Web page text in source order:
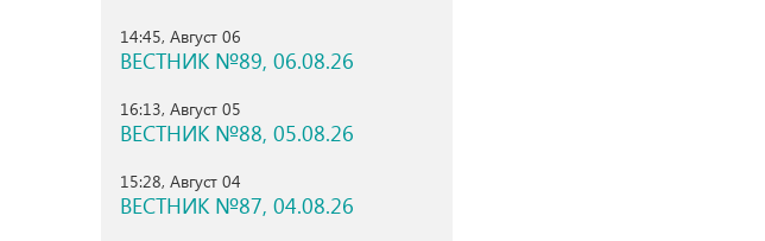
14:45, Август 06
ВЕСТНИК №89, 06.08.26
16:13, Август 05
ВЕСТНИК №88, 05.08.26
15:28, Август 04
ВЕСТНИК №87, 04.08.26